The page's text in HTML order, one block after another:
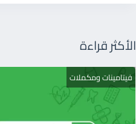
الأكثر قراءة
فيتامينات ومكملات